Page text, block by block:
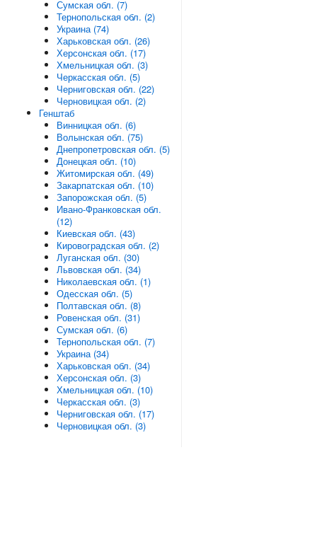
Сумская обл. (7)
Тернопольская обл. (2)
Украина (74)
Харьковская обл. (26)
Херсонская обл. (17)
Хмельницкая обл. (3)
Черкасская обл. (5)
Черниговская обл. (22)
Черновицкая обл. (2)
Генштаб
Винницкая обл. (6)
Волынская обл. (75)
Днепропетровская обл. (5)
Донецкая обл. (10)
Житомирская обл. (49)
Закарпатская обл. (10)
Запорожская обл. (5)
Ивано-Франковская обл.
(12)
Киевская обл. (43)
Кировоградская обл. (2)
Луганская обл. (30)
Львовская обл. (34)
Николаевская обл. (1)
Одесская обл. (5)
Полтавская обл. (8)
Ровенская обл. (31)
Сумская обл. (6)
Тернопольская обл. (7)
Украина (34)
Харьковская обл. (34)
Херсонская обл. (3)
Хмельницкая обл. (10)
Черкасская обл. (3)
Черниговская обл. (17)
Черновицкая обл. (3)